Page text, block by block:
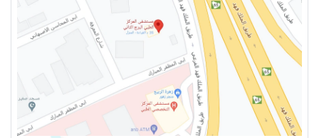
اعراض الماء الازرق بالعين